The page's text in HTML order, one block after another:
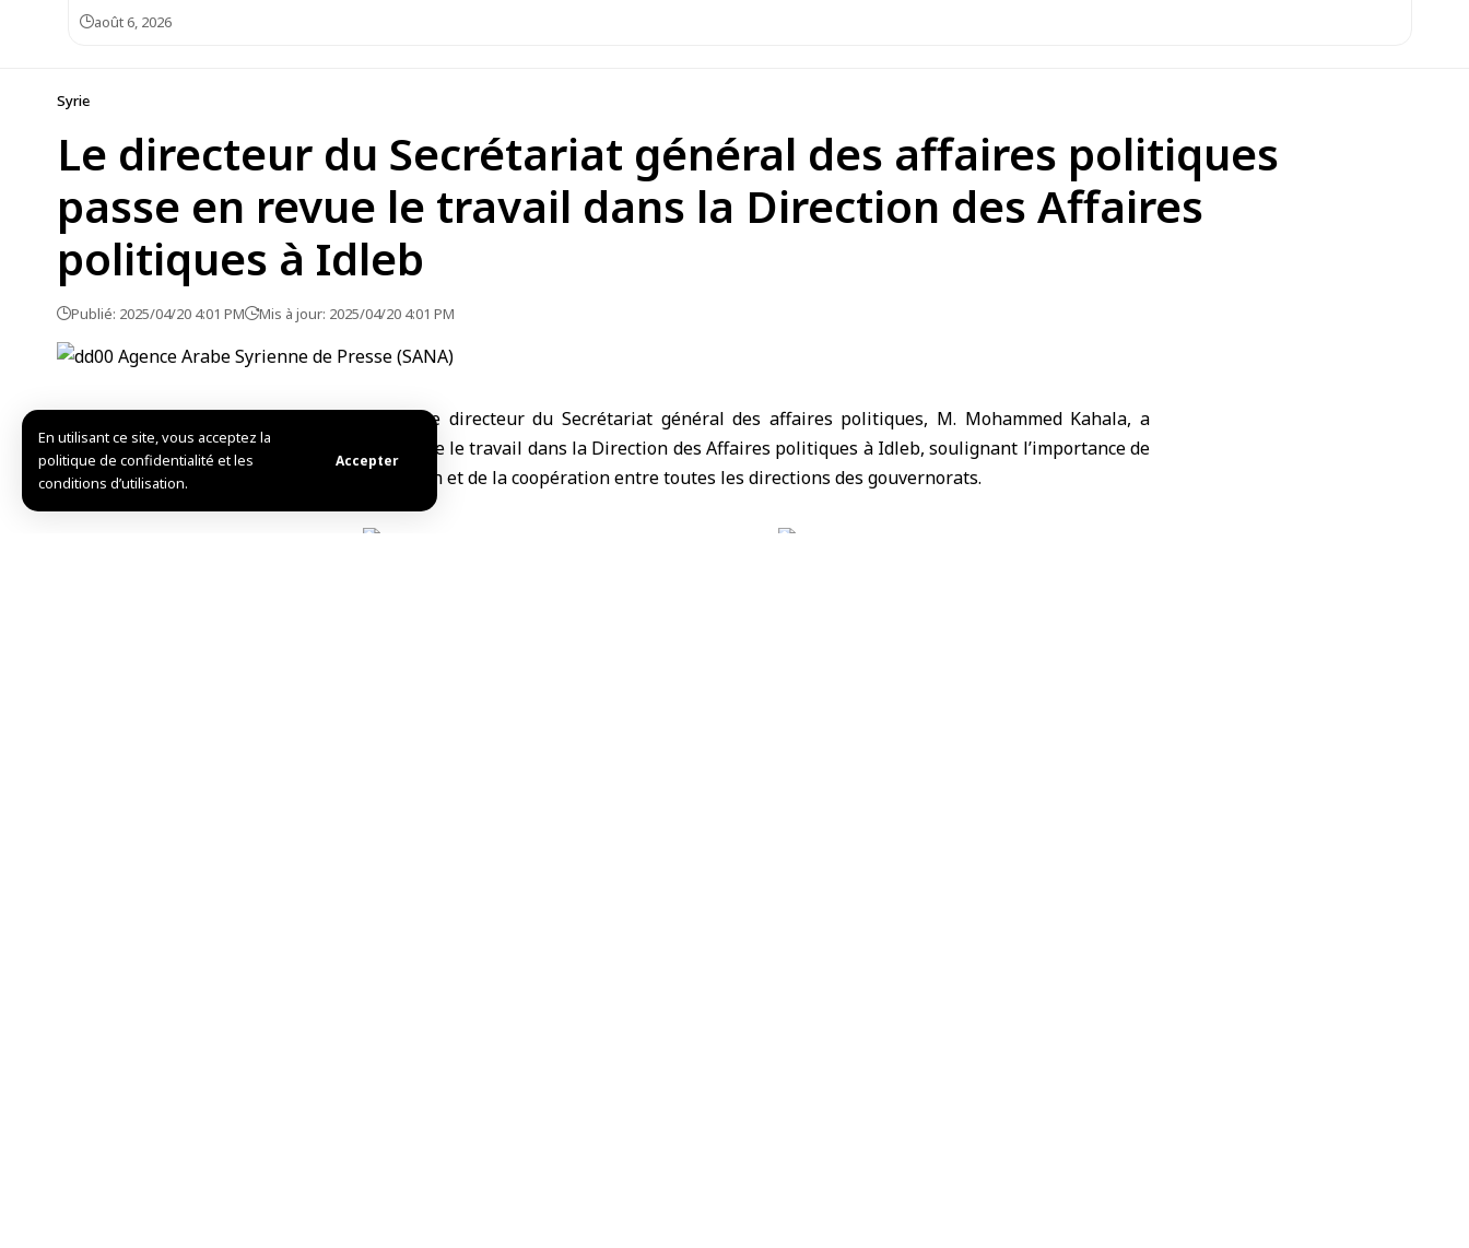
En utilisant ce site, vous acceptez la
politique de confidentialité et les
conditions d’utilisation.
Accepter
août 6, 2026
Syrie
Le directeur du Secrétariat général des affaires politiques
passe en revue le travail dans la Direction des Affaires
politiques à Idleb
Publié: 2025/04/20 4:01 PM Mis à jour: 2025/04/20 4:01 PM
Idleb-SANA/Le directeur du Secrétariat général des affaires politiques, M. Mohammed Kahala, a
passé en revue le travail dans la Direction des Affaires politiques à Idleb, soulignant l’importance de
la coordination et de la coopération entre toutes les directions des gouvernorats.